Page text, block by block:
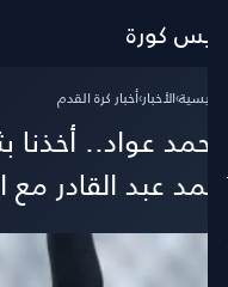
كورة
›الأخبار›أخبار كرة القدم
عواد.. أخذنا
عبد القادر مع